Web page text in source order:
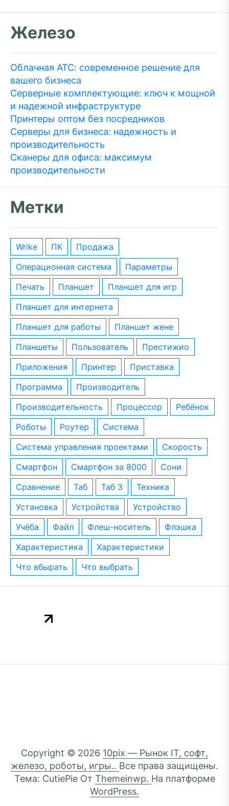
Железо
Облачная АТС: современное решение для
вашего бизнеса
Серверные комплектующие: ключ к мощной
и надежной инфраструктуре
Принтеры оптом без посредников
Серверы для бизнеса: надежность и
производительность
Сканеры для офиса: максимум
производительности
Метки
wrike ПК
Продажа
операционная система
параметры
печать
планшет
планшет для игр
планшет для интернета
планшет для работы
планшет жене
планшеты
пользователь
престижио
приложения
принтер
приставка
программа
производитель
производительность
процессор
ребёнок
роботы
роутер
система
система управления проектами
скорость
смартфон
смартфон за 8000
сони
сравнение
таб таб 3
техника
установка
устройства
устройство
учёба
файл флеш-носитель
флэшка
характеристика
характеристики
что вбырать
что выбрать
Copyright © 2026 10pix — Рынок IT, софт,
железо, роботы, игры.. Все права защищены.
Тема: CutiePie От Themeinwp. На платформе
WordPress.